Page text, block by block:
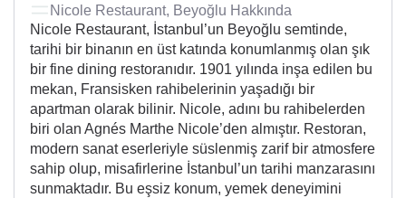
Nicole Restaurant, Beyoğlu Hakkında
Nicole Restaurant, İstanbul’un Beyoğlu semtinde,
tarihi bir binanın en üst katında konumlanmış olan şık
bir fine dining restoranıdır. 1901 yılında inşa edilen bu
mekan, Fransisken rahibelerinin yaşadığı bir
apartman olarak bilinir. Nicole, adını bu rahibelerden
biri olan Agnés Marthe Nicole’den almıştır. Restoran,
modern sanat eserleriyle süslenmiş zarif bir atmosfere
sahip olup, misafirlerine İstanbul’un tarihi manzarasını
sunmaktadır. Bu eşsiz konum, yemek deneyimini